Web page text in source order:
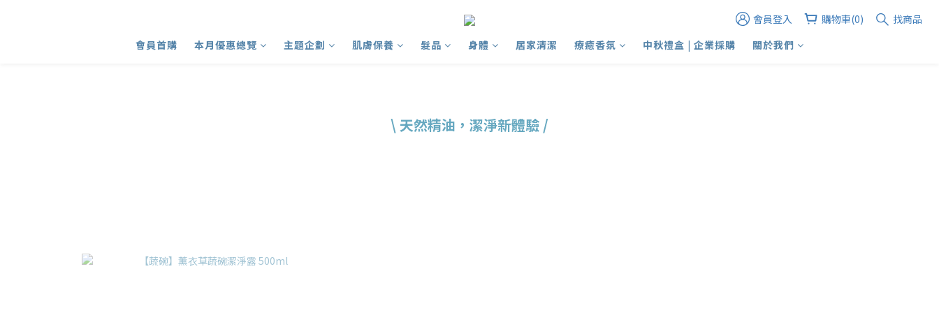
會員登入 購物車(0)
找商品
會員首購
本月優惠總覽 主題企劃 肌膚保養 髮品 身體 居家清潔 療癒香氛 中秋禮盒 | 企業採購 關於我們
\ 天然精油，潔淨新體驗 /